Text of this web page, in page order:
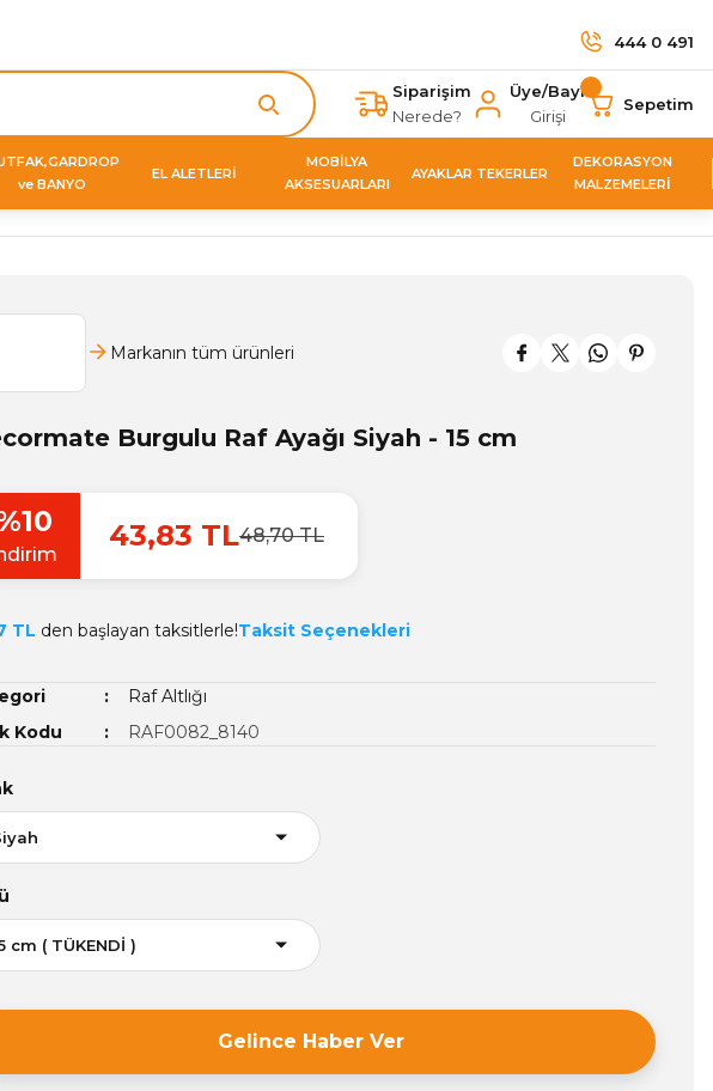
444 0 491
Siparişim
Nerede?
Üye/Bayi
Girişi
Sepetim
ve BANYO
EL ALETLERİ
MOBİLYA
AKSESUARLARI
AYAKLAR TEKERLER
DEKORASYON
MALZEMELERİ
Markanın tüm ürünleri
Burgulu Raf Ayağı Siyah - 15 cm
43,83 TL48,70 TL
TL den başlayan taksitlerle!Taksit Seçenekleri
Raf Altlığı
Kodu
RAF0082_8140
Gelince Haber Ver